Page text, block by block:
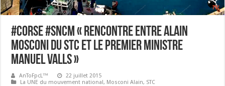
#Corse #SNCM « Rencontre entre Alain
Mosconi du STC et le Premier Ministre
Manuel Valls »
AnToFpcL™
22 juillet 2015
La UNE du mouvement national, Mosconi Alain, STC